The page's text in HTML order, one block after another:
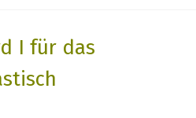
I für das